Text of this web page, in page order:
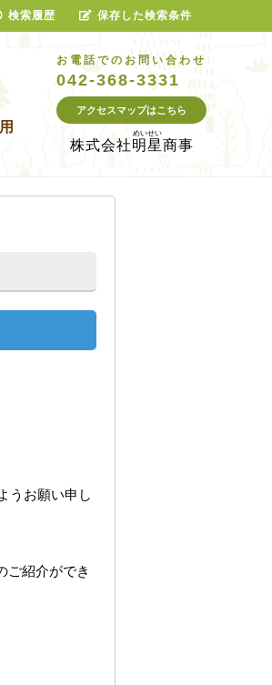
お電話でのお問い合わせ
042-368-3331
アクセスマップはこちら
株式会社明星商事
うお願い申し
ご紹介ができ
検索履歴 保存した検索条件